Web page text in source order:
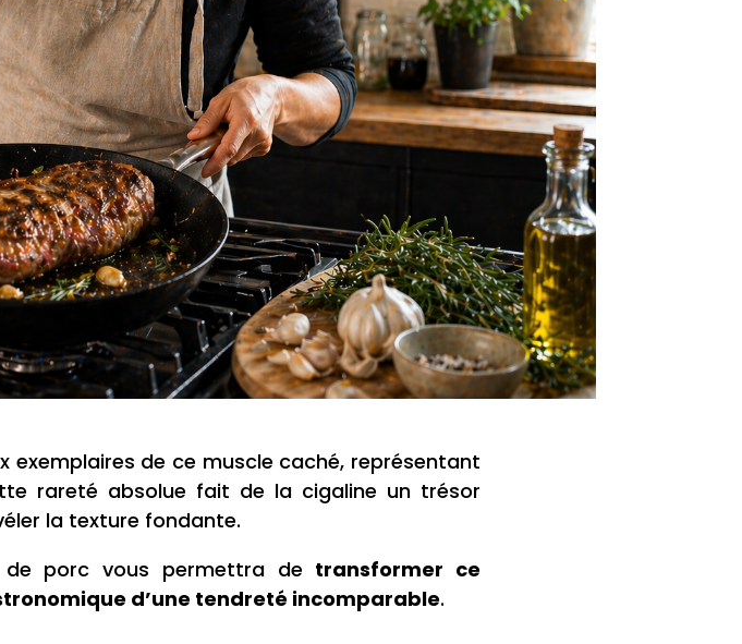
exemplaires de ce muscle caché, représentant
rareté absolue fait de la cigaline un trésor
la texture fondante.
de porc vous permettra de transformer ce
d’une tendreté incomparable.